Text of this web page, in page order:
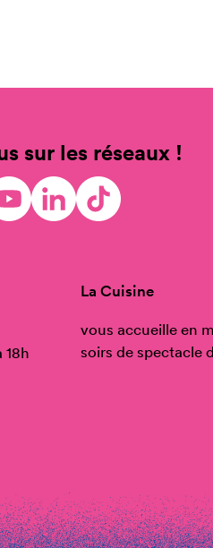
sur les réseaux !
18h
La Cuisine
vous accueille en
soirs de spectacle